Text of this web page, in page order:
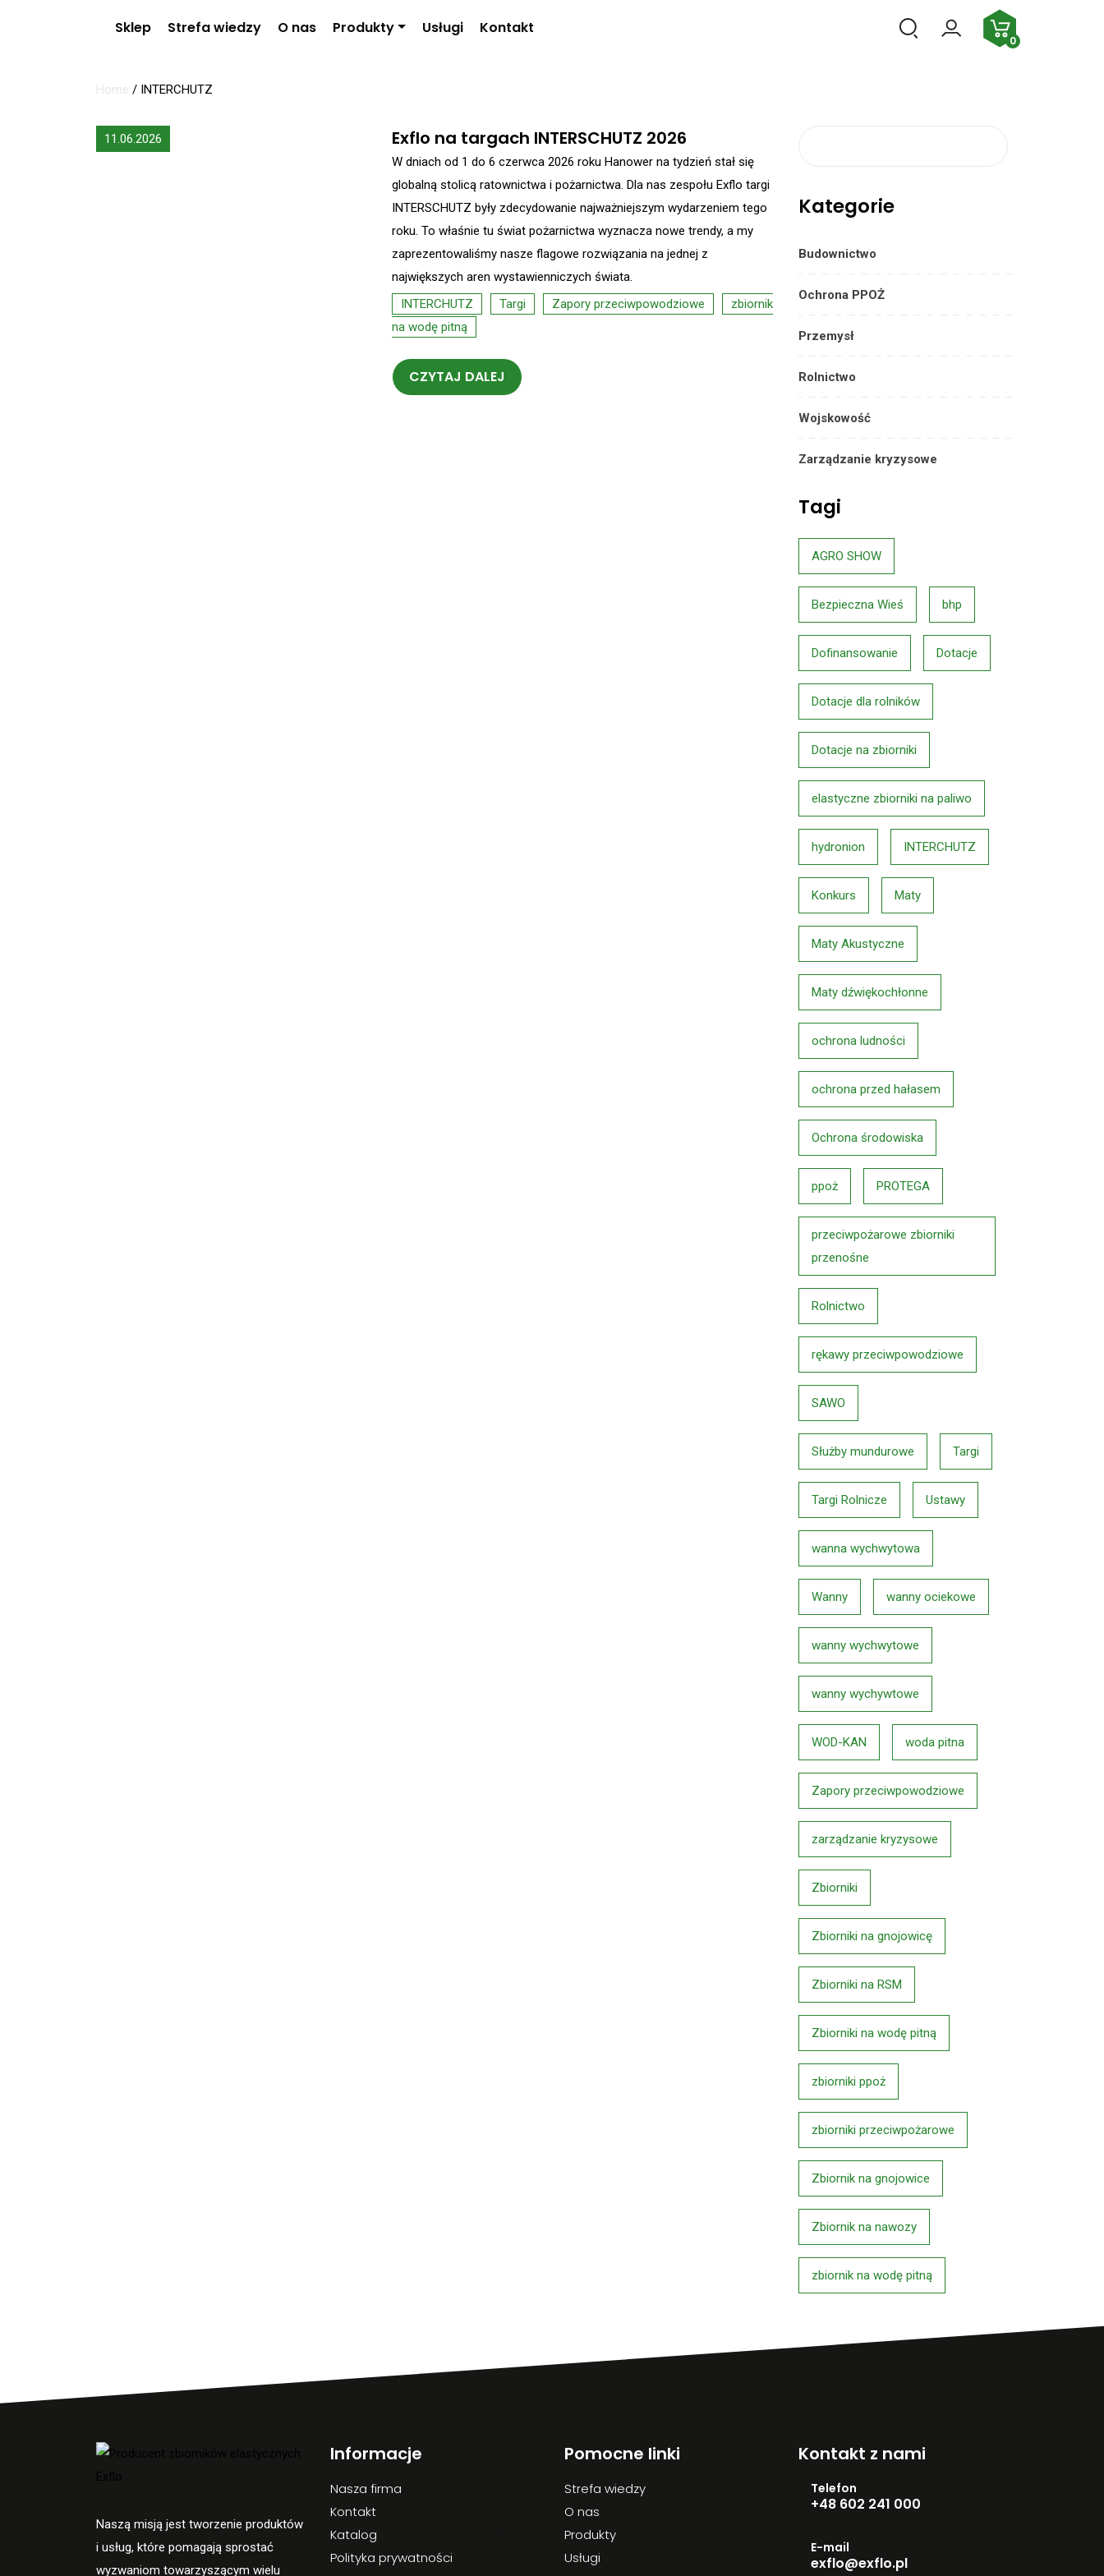
Sklep Strefa wiedzy O nas Produkty Usługi Kontakt
0
Home / INTERCHUTZ
11.06.2026 Exflo na targach INTERSCHUTZ 2026
W dniach od 1 do 6 czerwca 2026 roku Hanower na tydzień stał się
globalną stolicą ratownictwa i pożarnictwa. Dla nas zespołu Exflo targi
INTERSCHUTZ były zdecydowanie najważniejszym wydarzeniem tego
roku. To właśnie tu świat pożarnictwa wyznacza nowe trendy, a my
zaprezentowaliśmy nasze flagowe rozwiązania na jednej z
największych aren wystawienniczych świata.
INTERCHUTZ
Targi Zapory przeciwpowodziowe
zbiornik
na wodę pitną
CZYTAJ DALEJ
Kategorie
Budownictwo
Ochrona PPOŻ
Przemysł
Rolnictwo
Wojskowość
Zarządzanie kryzysowe
Tagi
AGRO SHOW
Bezpieczna Wieś bhp
Dofinansowanie Dotacje
Dotacje dla rolników
Dotacje na zbiorniki
elastyczne zbiorniki na paliwo
hydronion INTERCHUTZ
Konkurs Maty
Maty Akustyczne
Maty dźwiękochłonne
ochrona ludności
ochrona przed hałasem
Ochrona środowiska
ppoż PROTEGA
przeciwpożarowe zbiorniki
przenośne
Rolnictwo
rękawy przeciwpowodziowe
SAWO
Służby mundurowe Targi
Targi Rolnicze Ustawy
wanna wychwytowa
Wanny wanny ociekowe
wanny wychwytowe
wanny wychywtowe
WOD-KAN woda pitna
Zapory przeciwpowodziowe
zarządzanie kryzysowe
Zbiorniki
Zbiorniki na gnojowicę
Zbiorniki na RSM
Zbiorniki na wodę pitną
zbiorniki ppoż
zbiorniki przeciwpożarowe
Zbiornik na gnojowice
Zbiornik na nawozy
zbiornik na wodę pitną
Naszą misją jest tworzenie produktów
i usług, które pomagają sprostać
wyzwaniom towarzyszącym wielu
Informacje
Nasza firma
Kontakt
Katalog
Polityka prywatności
Pomocne linki
Strefa wiedzy
O nas
Produkty
Usługi
Kontakt z nami
Telefon
+48 602 241 000
E-mail
exflo@exflo.pl